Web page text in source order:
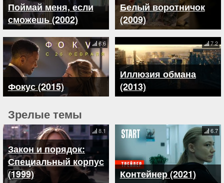
Поймай меня, если
сможешь (2002)
Белый воротничок
(2009)
Фокус (2015)
6.6
Иллюзия обмана
(2013)
7.2
Зрелые темы
Закон и порядок:
Специальный корпус
(1999)
8.1
Контейнер (2021)
6.7